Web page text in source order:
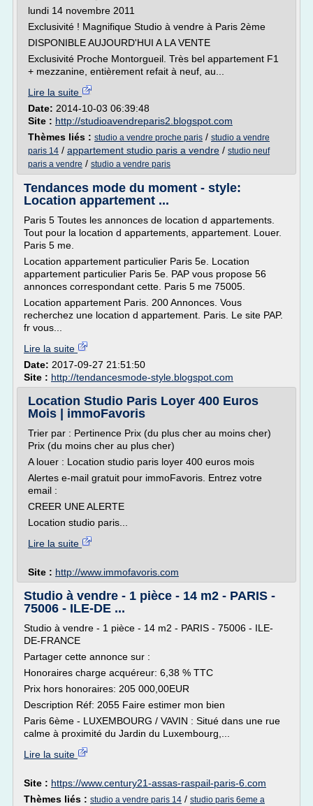
lundi 14 novembre 2011
Exclusivité ! Magnifique Studio à vendre à Paris 2ème
DISPONIBLE AUJOURD'HUI A LA VENTE
Exclusivité Proche Montorgueil. Très bel appartement F1
+ mezzanine, entièrement refait à neuf, au...
Lire la suite
Date: 2014-10-03 06:39:48
Site : http://studioavendreparis2.blogspot.com
Thèmes liés : studio a vendre proche paris / studio a vendre
paris 14 / appartement studio paris a vendre / studio neuf
paris a vendre / studio a vendre paris
Tendances mode du moment - style:
Location appartement ...
Paris 5 Toutes les annonces de location d appartements.
Tout pour la location d appartements, appartement. Louer.
Paris 5 me.
Location appartement particulier Paris 5e. Location
appartement particulier Paris 5e. PAP vous propose 56
annonces correspondant cette. Paris 5 me 75005.
Location appartement Paris. 200 Annonces. Vous
recherchez une location d appartement. Paris. Le site PAP.
fr vous...
Lire la suite
Date: 2017-09-27 21:51:50
Site : http://tendancesmode-style.blogspot.com
Location Studio Paris Loyer 400 Euros
Mois | immoFavoris
Trier par : Pertinence Prix (du plus cher au moins cher)
Prix (du moins cher au plus cher)
A louer : Location studio paris loyer 400 euros mois
Alertes e-mail gratuit pour immoFavoris. Entrez votre
email :
CREER UNE ALERTE
Location studio paris...
Lire la suite
Site : http://www.immofavoris.com
Studio à vendre - 1 pièce - 14 m2 - PARIS -
75006 - ILE-DE ...
Studio à vendre - 1 pièce - 14 m2 - PARIS - 75006 - ILE-
DE-FRANCE
Partager cette annonce sur :
Honoraires charge acquéreur: 6,38 % TTC
Prix hors honoraires: 205 000,00EUR
Description Réf: 2055 Faire estimer mon bien
Paris 6ème - LUXEMBOURG / VAVIN : Situé dans une rue
calme à proximité du Jardin du Luxembourg,...
Lire la suite
Site : https://www.century21-assas-raspail-paris-6.com
Thèmes liés : studio a vendre paris 14 / studio paris 6eme a